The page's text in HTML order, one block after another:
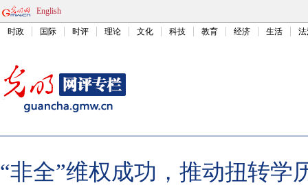
English
时政 国际 时评 理论 文化 科技 教育 经济 生活
“非全”维权成功，推动扭转学